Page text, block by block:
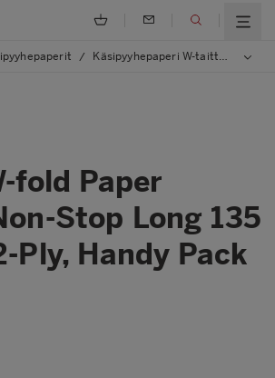
/ Käsipyyhepaperi W-taitto, One/Non Stop
fold Paper
Stop Long 135
Ply, Handy Pack